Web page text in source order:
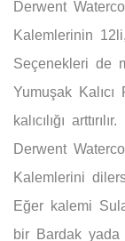
Derwent
Kalemlerinin
Seçenekleri de
Yumuşak Kalıcı
kalıcılığı arttırılır.
Derwent
Kalemlerini
Eğer kalemi
bir Bardak yada